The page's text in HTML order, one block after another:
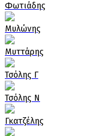
Φωτιάδης
Μυλώνης
Μυττάρης
Τσόλης Γ
Τσόλης Ν
Γκατζέλης